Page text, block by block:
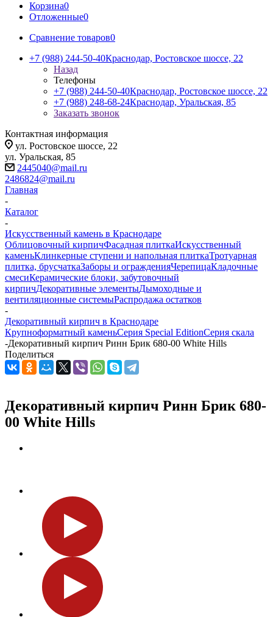
Корзина0
Отложенные0
Сравнение товаров0
+7 (988) 244-50-40Краснодар, Ростовское шоссе, 22
Назад
Телефоны
+7 (988) 244-50-40Краснодар, Ростовское шоссе, 22
+7 (988) 248-68-24Краснодар, Уральская, 85
Заказать звонок
Контактная информация
ул. Ростовское шоссе, 22
ул. Уральская, 85
2445040@mail.ru
2486824@mail.ru
Главная
-
Каталог
-
Искусственный камень в Краснодаре
Облицовочный кирпичФасадная плиткаИскусственный
каменьКлинкерные ступени и напольная плиткаТротуарная
плитка, брусчаткаЗаборы и огражденияЧерепицаКладочные
смесиКерамические блоки, забутовочный
кирпичДекоративные элементыДымоходные и
вентиляционные системыРаспродажа остатков
-
Декоративный кирпич в Краснодаре
Крупноформатный каменьСерия Special EditionСерия скала
-Декоративный кирпич Ринн Брик 680-00 White Hills
Поделиться
Декоративный кирпич Ринн Брик 680-
00 White Hills